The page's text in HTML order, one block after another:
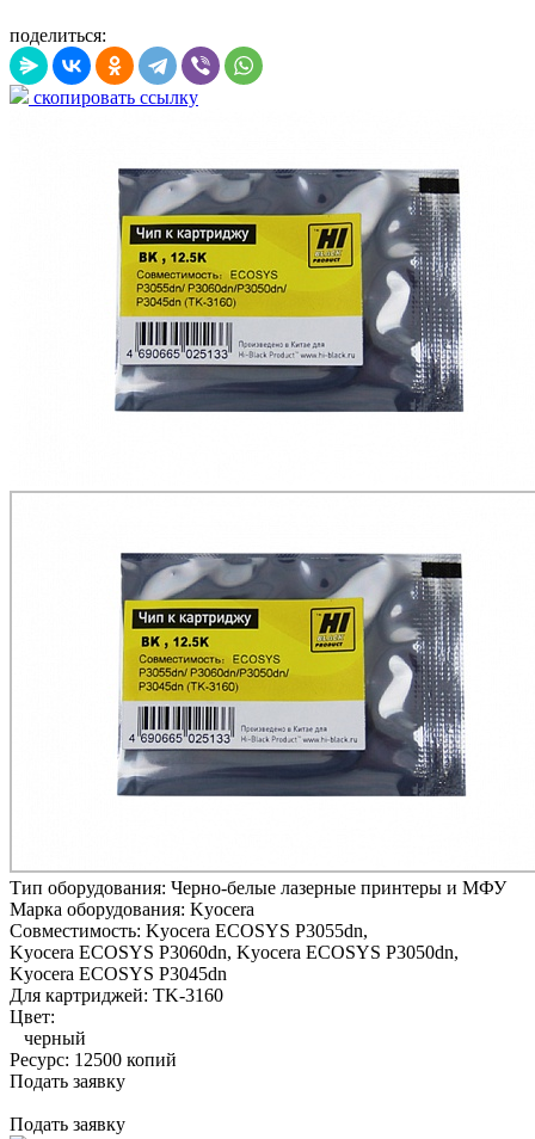
поделиться:
скопировать ссылку
Тип оборудования: Черно-белые лазерные принтеры и МФУ
Марка оборудования: Kyocera
Совместимость: Kyocera ECOSYS P3055dn,
Kyocera ECOSYS P3060dn, Kyocera ECOSYS P3050dn,
Kyocera ECOSYS P3045dn
Для картриджей: TK-3160
Цвет:
черный
Ресурс: 12500 копий
Подать заявку
Подать заявку